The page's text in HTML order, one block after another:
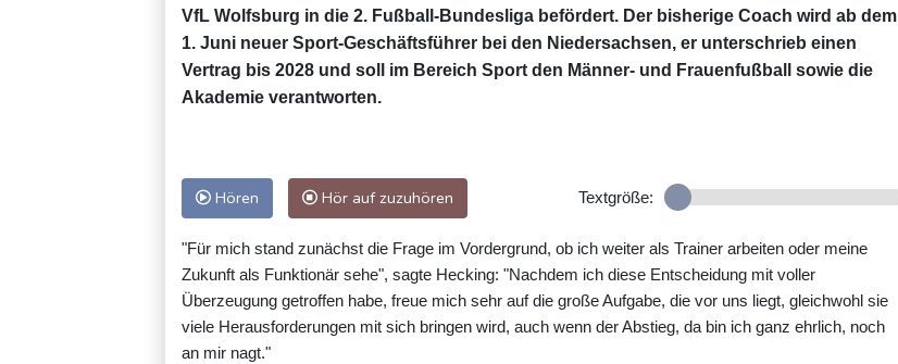
VfL Wolfsburg in die 2. Fußball-Bundesliga befördert. Der bisherige Coach wird ab dem
1. Juni neuer Sport-Geschäftsführer bei den Niedersachsen, er unterschrieb einen
Vertrag bis 2028 und soll im Bereich Sport den Männer- und Frauenfußball sowie die
Akademie verantworten.
Hören Hör auf zuzuhören Textgröße:
"Für mich stand zunächst die Frage im Vordergrund, ob ich weiter als Trainer arbeiten oder meine
Zukunft als Funktionär sehe", sagte Hecking: "Nachdem ich diese Entscheidung mit voller
Überzeugung getroffen habe, freue mich sehr auf die große Aufgabe, die vor uns liegt, gleichwohl sie
viele Herausforderungen mit sich bringen wird, auch wenn der Abstieg, da bin ich ganz ehrlich, noch
an mir nagt."